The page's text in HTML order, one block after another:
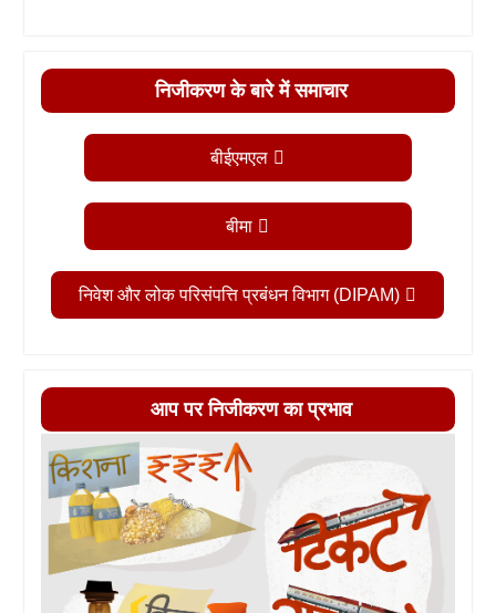
निजीकरण के बारे में समाचार
बीईएमएल
बीमा
निवेश और लोक परिसंपत्ति प्रबंधन विभाग (DIPAM)
आप पर निजीकरण का प्रभाव